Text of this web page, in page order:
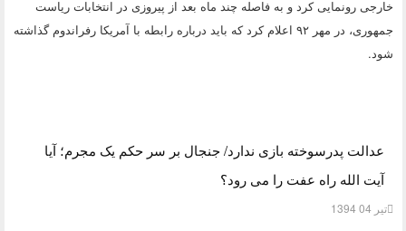
خارجی رونمایی کرد و به فاصله چند ماه بعد از پیروزی در انتخابات ریاست
جمهوری، در مهر ۹۲ اعلام کرد که باید درباره رابطه با آمریکا رفراندوم گذاشته
شود.
عدالت پدرسوخته بازی ندارد/ جنجال بر سر حکم یک مجرم؛ آیا
آیت الله راه عفت را می رود؟
تیر 04 1394